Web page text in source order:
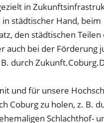
in
städtischer Hand, beim
den städtischen Teilen
auch bei der Förderung
durch
und für unsere
Coburg zu holen, z. B.
Schlachthof-